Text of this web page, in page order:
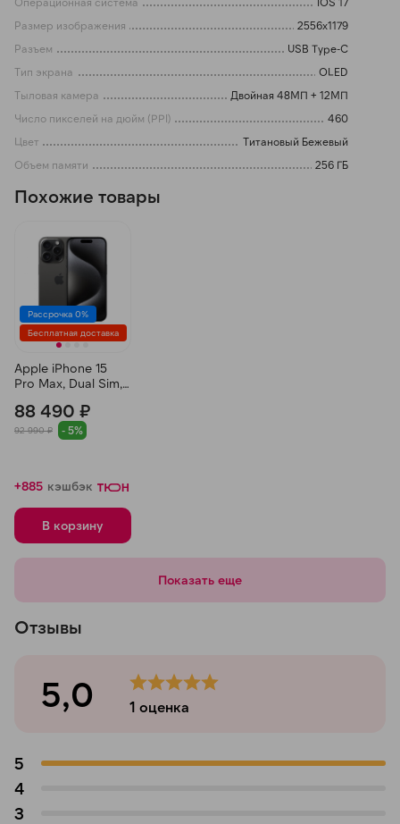
Размер изображения
2556x1179
Разъем
USB Type-C
Тип экрана
OLED
Тыловая камера
Двойная 48МП + 12МП
Число пикселей на дюйм (PPI)
460
Цвет
Титановый Бежевый
Объем памяти
256 ГБ
Похожие товары
Рассрочка 0%
Бесплатная доставка
Apple iPhone 15
Pro Max, Dual Sim,
Черный
88 490 ₽
92 990 ₽ - 5%
+885 кэшбэк
В корзину
Показать еще
Отзывы
5,0 1 оценка
5
4
3